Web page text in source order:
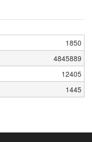
1850
4845889
12405
1445